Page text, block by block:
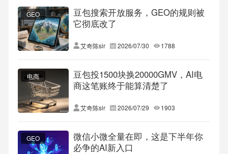
GEO
豆包搜索开放服务，GEO的规则被
它彻底改了
艾奇陈sir 2026/07/30 1788
电商
豆包投1500块换20000GMV，AI电
商这笔账终于能算清楚了
艾奇陈sir 2026/07/29 1903
GEO
微信小微全量在即，这是下半年你
必争的AI新入口